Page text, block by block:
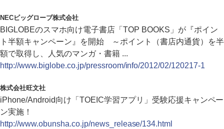
NECビッグローブ株式会社
BIGLOBEのスマホ向け電子書店「TOP BOOKS」が『ポイン
ト半額キャンペーン』を開始 ～ポイント（書店内通貨）を半
額で取得し、人気のマンガ・書籍 ...
http://www.biglobe.co.jp/pressroom/info/2012/02/120217-1
株式会社旺文社
iPhone/Android向け「TOEIC学習アプリ」受験応援キャンペー
ン実施！
http://www.obunsha.co.jp/news_release/134.html